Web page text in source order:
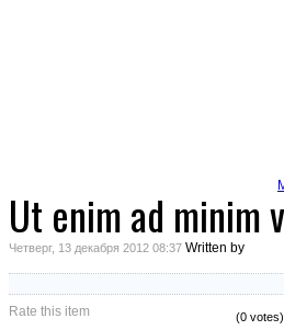
Ut enim ad minim
Четверг, 13 декабря 2012 08:37 Written by
Rate this item
(0 votes)